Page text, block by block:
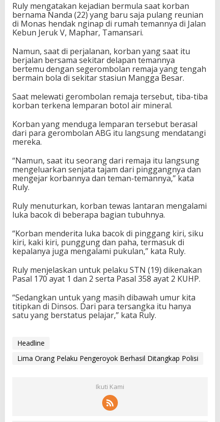
Ruly mengatakan kejadian bermula saat korban
bernama Nanda (22) yang baru saja pulang reunian
di Monas hendak nginap di rumah temannya di Jalan
Kebun Jeruk V, Maphar, Tamansari.
Namun, saat di perjalanan, korban yang saat itu
berjalan bersama sekitar delapan temannya
bertemu dengan segerombolan remaja yang tengah
bermain bola di sekitar stasiun Mangga Besar.
Saat melewati gerombolan remaja tersebut, tiba-tiba
korban terkena lemparan botol air mineral.
Korban yang menduga lemparan tersebut berasal
dari para gerombolan ABG itu langsung mendatangi
mereka.
“Namun, saat itu seorang dari remaja itu langsung
mengeluarkan senjata tajam dari pinggangnya dan
mengejar korbannya dan teman-temannya,” kata
Ruly.
Ruly menuturkan, korban tewas lantaran mengalami
luka bacok di beberapa bagian tubuhnya.
“Korban menderita luka bacok di pinggang kiri, siku
kiri, kaki kiri, punggung dan paha, termasuk di
kepalanya juga mengalami pukulan,” kata Ruly.
Ruly menjelaskan untuk pelaku STN (19) dikenakan
Pasal 170 ayat 1 dan 2 serta Pasal 358 ayat 2 KUHP.
“Sedangkan untuk yang masih dibawah umur kita
titipkan di Dinsos. Dari para tersangka itu hanya
satu yang berstatus pelajar,” kata Ruly.
Headline
Lima Orang Pelaku Pengeroyok Berhasil Ditangkap Polisi
Ikuti Kami